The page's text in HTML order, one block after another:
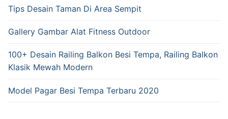
Tips Desain Taman Di Area Sempit
Gallery Gambar Alat Fitness Outdoor
100+ Desain Railing Balkon Besi Tempa, Railing Balkon
Klasik Mewah Modern
Model Pagar Besi Tempa Terbaru 2020